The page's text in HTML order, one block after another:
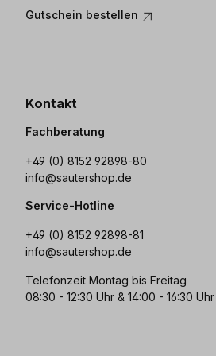
Gutschein bestellen
Kontakt
Fachberatung
+49 (0) 8152 92898-80
info@sautershop.de
Service-Hotline
+49 (0) 8152 92898-81
info@sautershop.de
Telefonzeit Montag bis Freitag
08:30 - 12:30 Uhr & 14:00 - 16:30 Uhr